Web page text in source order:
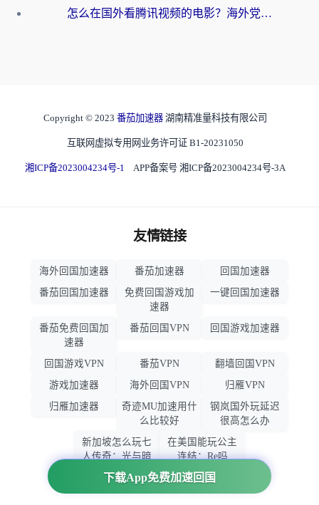
怎么在国外看腾讯视频的电影？海外党亲测有效的回国加速指南
下载App免费加速回国
Copyright © 2023 番茄加速器 湖南精准量科技有限公司
互联网虚拟专用网业务许可证 B1-20231050
湘ICP备2023004234号-1 APP备案号 湘ICP备2023004234号-3A
友情链接
海外回国加速器 番茄加速器
回国加速器
番茄回国加速器
免费回国游戏加
速器
一键回国加速器
番茄免费回国加
速器
番茄回国VPN 回国游戏加速器
回国游戏VPN 番茄VPN
翻墙回国VPN
游戏加速器
海外回国VPN
归雁VPN
归雁加速器
奇迹MU加速用什
么比较好
钢岚国外玩延迟
很高怎么办
新加坡怎么玩七
人传奇：光与暗
之交战
在美国能玩公主
连结：Re吗